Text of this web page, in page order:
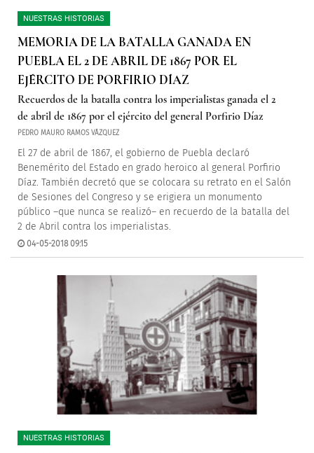
NUESTRAS HISTORIAS
MEMORIA DE LA BATALLA GANADA EN
PUEBLA EL 2 DE ABRIL DE 1867 POR EL
EJÉRCITO DE PORFIRIO DÍAZ
Recuerdos de la batalla contra los imperialistas ganada el 2
de abril de 1867 por el ejército del general Porfirio Díaz
PEDRO MAURO RAMOS VÁZQUEZ
El 27 de abril de 1867, el gobierno de Puebla declaró
Benemérito del Estado en grado heroico al general Porfirio
Díaz. También decretó que se colocara su retrato en el Salón
de Sesiones del Congreso y se erigiera un monumento
público –que nunca se realizó– en recuerdo de la batalla del
2 de Abril contra los imperialistas.
04-05-2018 09:15
NUESTRAS HISTORIAS